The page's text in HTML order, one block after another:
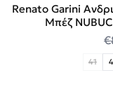
Renato Garini
Μπέζ
€
41